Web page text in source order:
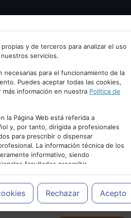
Cancelar
y de terceros para analizar el uso
servicios.
necesarias para el funcionamiento de la
Puedes aceptar todas las cookies,
más información en nuestra Política de
la Página Web está referida a
y, por tanto, dirigida a profesionales
para prescribir o dispensar
La información técnica de los
informativo, siendo
facultados prescribir
caso concreto, el tratamiento más
paciente.
Rechazar Acepto
PUBLICIDAD